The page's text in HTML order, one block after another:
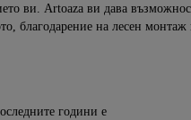
ви. Artoaza ви дава
благодарение на лесен монтаж
години е